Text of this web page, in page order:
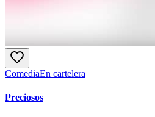
ComediaEn cartelera
Preciosos